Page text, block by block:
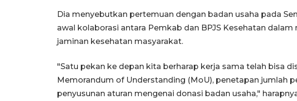
Dia menyebutkan pertemuan dengan badan usaha pada
awal kolaborasi antara Pemkab dan BPJS Kesehatan
jaminan kesehatan masyarakat.
"Satu pekan ke depan kita berharap kerja sama telah bisa
Memorandum of Understanding (MoU), penetapan jumlah
penyusunan aturan mengenai donasi badan usaha,"
05